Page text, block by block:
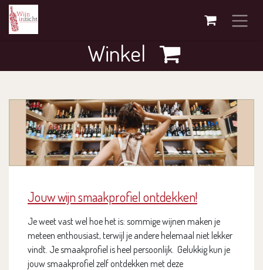
Overslaan naar inhoud
Winkel
Jouw wijn smaakprofiel ontdekken!
Je weet vast wel hoe het is: sommige wijnen maken je
meteen enthousiast, terwijl je andere helemaal niet lekker
vindt. Je smaakprofiel is heel persoonlijk. Gelukkig kun je
jouw smaakprofiel zelf ontdekken met deze